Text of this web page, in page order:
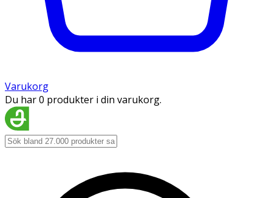
Varukorg
Du har 0 produkter i din varukorg.